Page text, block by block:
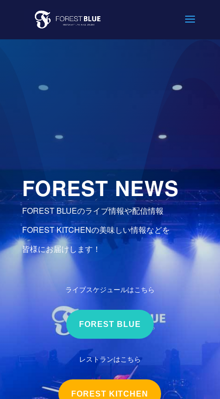
FOREST NEWS
FOREST BLUEのライブ情報や配信情報
FOREST KITCHENの美味しい情報などを
皆様にお届けします！
ライブスケジュールはこちら
FOREST BLUE
レストランはこちら
FOREST KITCHEN